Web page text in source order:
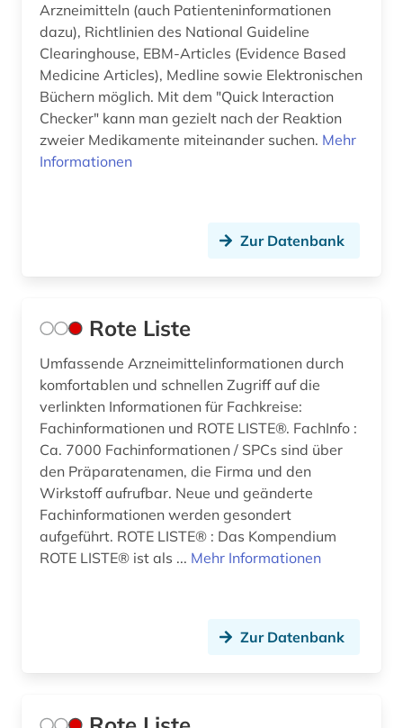
Arzneimitteln (auch Patienteninformationen
dazu), Richtlinien des National Guideline
Clearinghouse, EBM-Articles (Evidence Based
Medicine Articles), Medline sowie Elektronischen
Büchern möglich. Mit dem "Quick Interaction
Checker" kann man gezielt nach der Reaktion
zweier Medikamente miteinander suchen. Mehr
Informationen
Zur Datenbank
Rote Liste
Umfassende Arzneimittelinformationen durch
komfortablen und schnellen Zugriff auf die
verlinkten Informationen für Fachkreise:
Fachinformationen und ROTE LISTE®. FachInfo :
Ca. 7000 Fachinformationen / SPCs sind über
den Präparatenamen, die Firma und den
Wirkstoff aufrufbar. Neue und geänderte
Fachinformationen werden gesondert
aufgeführt. ROTE LISTE® : Das Kompendium
ROTE LISTE® ist als ... Mehr Informationen
Zur Datenbank